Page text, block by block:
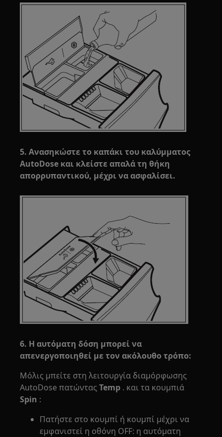
5. Ανασηκώστε το καπάκι του καλύμματος
AutoDose και κλείστε απαλά τη θήκη
απορρυπαντικού, μέχρι να ασφαλίσει.
6. Η αυτόματη δόση μπορεί να
απενεργοποιηθεί με τον ακόλουθο τρόπο:
Μόλις μπείτε στη λειτουργία διαμόρφωσης
AutoDose πατώνταςTemp . και τα κουμπιά
Spin :
Πατήστε στο κουμπί ή κουμπί μέχρι να
εμφανιστεί η οθόνη OFF: η αυτόματη